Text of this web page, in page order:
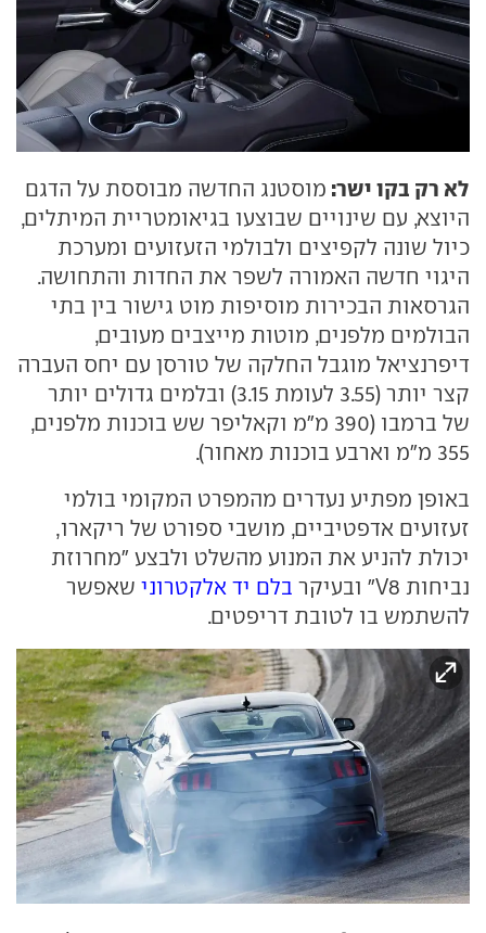
לא רק בקו ישר: מוסטנג החדשה מבוססת על הדגם
היוצא, עם שינויים שבוצעו בגיאומטריית המיתלים,
כיול שונה לקפיצים ולבולמי הזעזועים ומערכת
היגוי חדשה האמורה לשפר את החדות והתחושה.
הגרסאות הבכירות מוסיפות מוט גישור בין בתי
הבולמים מלפנים, מוטות מייצבים מעובים,
דיפרנציאל מוגבל החלקה של טורסן עם יחס העברה
קצר יותר (3.55 לעומת 3.15) ובלמים גדולים יותר
של ברמבו (390 מ"מ וקאליפר שש בוכנות מלפנים,
355 מ"מ וארבע בוכנות מאחור).
באופן מפתיע נעדרים מהמפרט המקומי בולמי
זעזועים אדפטיביים, מושבי ספורט של ריקארו,
יכולת להניע את המנוע מהשלט ולבצע "מחרוזת
נביחות V8" ובעיקר
בלם יד אלקטרוני שאפשר
להשתמש בו לטובת דריפטים.